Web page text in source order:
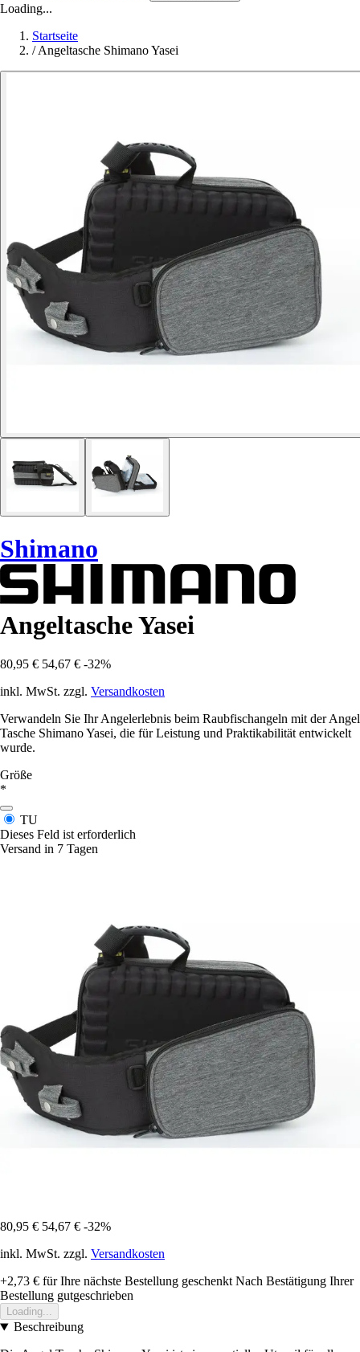
Loading...
Startseite
/ Angeltasche Shimano Yasei
Shimano
Angeltasche Yasei
80,95 € 54,67 € -32%
inkl. MwSt. zzgl. Versandkosten
Verwandeln Sie Ihr Angelerlebnis beim Raubfischangeln mit der Angel
Tasche Shimano Yasei, die für Leistung und Praktikabilität entwickelt
wurde.
Größe
*
TU
Dieses Feld ist erforderlich
Versand in 7 Tagen
80,95 € 54,67 € -32%
inkl. MwSt. zzgl. Versandkosten
+2,73 € für Ihre nächste Bestellung geschenkt Nach Bestätigung Ihrer
Bestellung gutgeschrieben
Loading...
Beschreibung